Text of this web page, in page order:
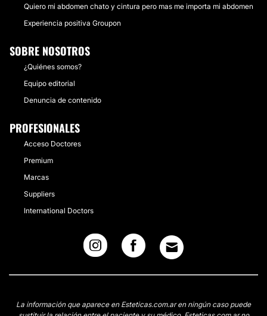
Quiero mi abdomen chato y cintura pero mas me importa mi abdomen
Experiencia positiva Groupon
SOBRE NOSOTROS
¿Quiénes somos?
Equipo editorial
Denuncia de contenido
PROFESIONALES
Acceso Doctores
Premium
Marcas
Suppliers
International Doctors
La información que aparece en Esteticas.com.ar en ningún caso puede